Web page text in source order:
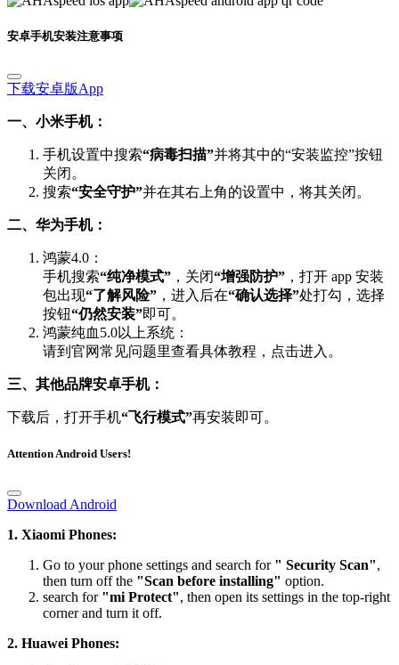
安卓手机安装注意事项
下载安卓版App
一、小米手机：
手机设置中搜索“病毒扫描”并将其中的“安装监控”按钮
关闭。
搜索“安全守护”并在其右上角的设置中，将其关闭。
二、华为手机：
鸿蒙4.0：
手机搜索“纯净模式” ，关闭“增强防护” ，打开 app 安装
包出现“了解风险” ，进入后在“确认选择”处打勾，选择
按钮“仍然安装”即可。
鸿蒙纯血5.0以上系统：
请到官网常见问题里查看具体教程，点击进入。
三、其他品牌安卓手机：
下载后，打开手机“飞行模式”再安装即可。
Attention Android Users!
Download Android
1. Xiaomi Phones:
Go to your phone settings and search for " Security Scan",
then turn off the "Scan before installing" option.
search for "mi Protect", then open its settings in the top-right
corner and turn it off.
2. Huawei Phones: